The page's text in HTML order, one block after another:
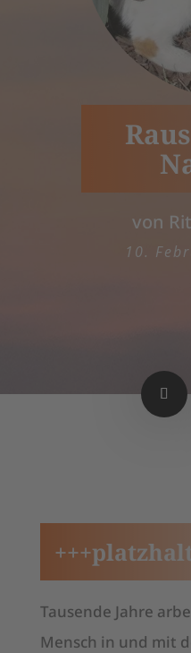
von
10.
Tausende Jahre
Mensch in und mit